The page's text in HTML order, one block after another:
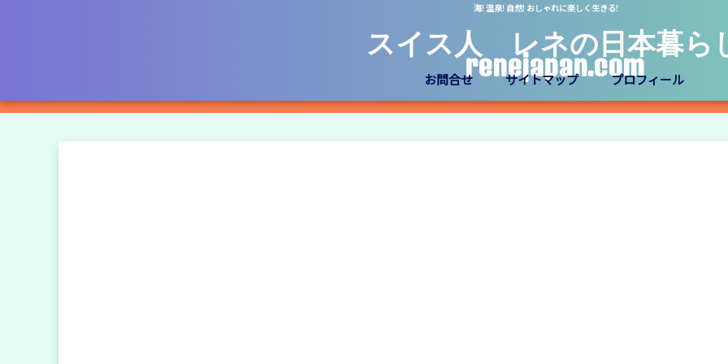
海! 温泉! 自然! おしゃれに楽しく生きる!
スイス人 レネの日本暮ら
renejapan.com
お問合せ サイトマップ プロフィール